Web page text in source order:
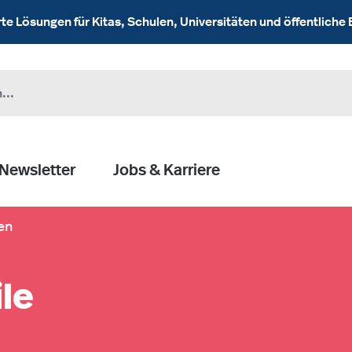
Lösungen für Kitas, Schulen, Universitäten und öffentliche
Newsletter Jobs & Karriere